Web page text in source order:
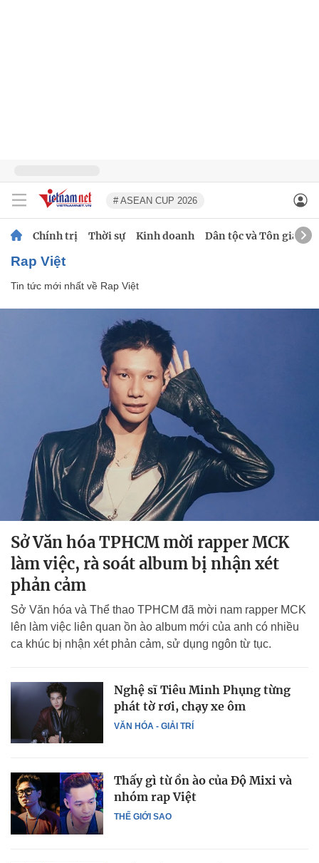
# ASEAN CUP 2026
Chính trị Thời sự Kinh doanh Dân tộc và Tôn giáo
Rap Việt
Tin tức mới nhất về Rap Việt
Sở Văn hóa TPHCM mời rapper MCK
làm việc, rà soát album bị nhận xét
phản cảm
Sở Văn hóa và Thể thao TPHCM đã mời nam rapper MCK
lên làm việc liên quan ồn ào album mới của anh có nhiều
ca khúc bị nhận xét phản cảm, sử dụng ngôn từ tục.
VĂN HÓA - GIẢI TRÍ
Nghệ sĩ Tiêu Minh Phụng từng
phát tờ rơi, chạy xe ôm
THẾ GIỚI SAO
Thấy gì từ ồn ào của Độ Mixi và
nhóm rap Việt